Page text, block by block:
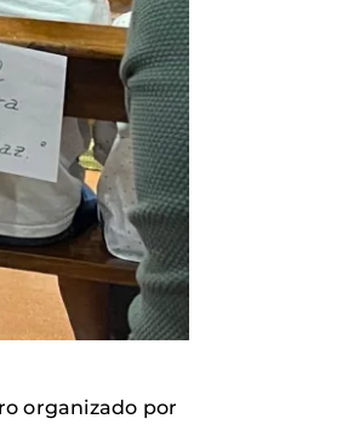
organizado por